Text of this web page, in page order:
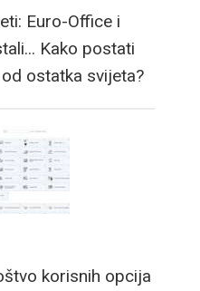
Euro-Office i
Kako postati
ostatka svijeta?
korisnih opcija